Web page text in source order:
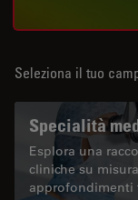
Seleziona il tuo
Specialità
Esplora una
cliniche su
approfondimenti